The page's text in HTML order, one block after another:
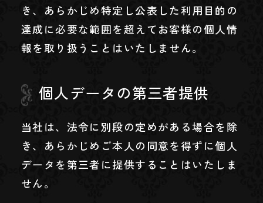
き、あらかじめ特定し公表した利用目的の
達成に必要な範囲を超えてお客様の個人情
報を取り扱うことはいたしません。
個人データの第三者提供
当社は、法令に別段の定めがある場合を除
き、あらかじめご本人の同意を得ずに個人
データを第三者に提供することはいたしま
せん。